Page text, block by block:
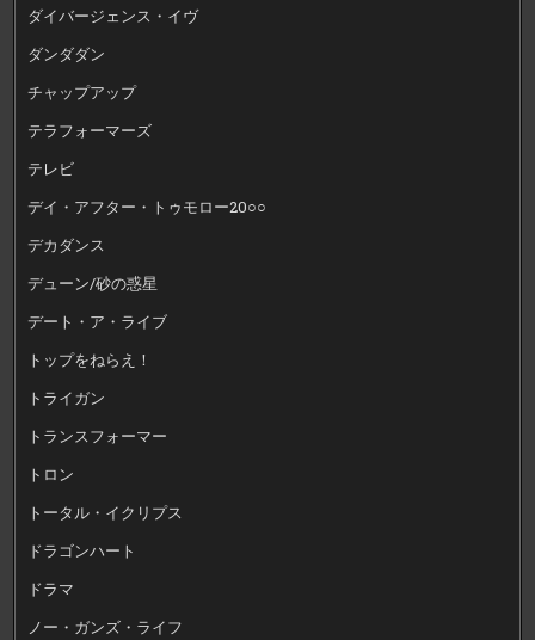
ダイバージェンス・イヴ
ダンダダン
チャップアップ
テラフォーマーズ
テレビ
デイ・アフター・トゥモロー20○○
デカダンス
デューン/砂の惑星
デート・ア・ライブ
トップをねらえ！
トライガン
トランスフォーマー
トロン
トータル・イクリプス
ドラゴンハート
ドラマ
ノー・ガンズ・ライフ